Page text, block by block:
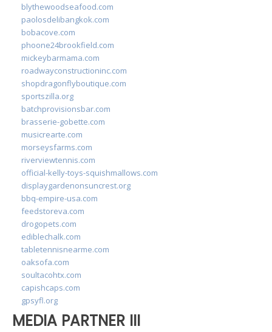
blythewoodseafood.com
paolosdelibangkok.com
bobacove.com
phoone24brookfield.com
mickeybarmama.com
roadwayconstructioninc.com
shopdragonflyboutique.com
sportszilla.org
batchprovisionsbar.com
brasserie-gobette.com
musicrearte.com
morseysfarms.com
riverviewtennis.com
official-kelly-toys-squishmallows.com
displaygardenonsuncrest.org
bbq-empire-usa.com
feedstoreva.com
drogopets.com
ediblechalk.com
tabletennisnearme.com
oaksofa.com
soultacohtx.com
capishcaps.com
gpsyfl.org
MEDIA PARTNER III